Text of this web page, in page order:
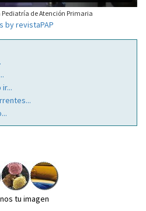
Pediatría de Atención Primaria
by revistaPAP
tu imagen